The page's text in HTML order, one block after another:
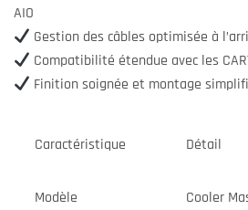
AIO
Gestion des câbles optimisée à
Compatibilité étendue avec les
Finition soignée et montage
Caractéristique Détail
Modèle
Cooler